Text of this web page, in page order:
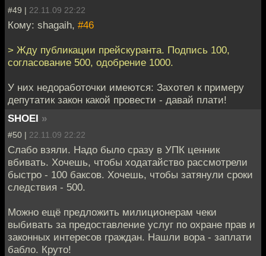
#49 | 22.11.09 22:22
Кому: shagaih, #46
> Жду публикации прейскуранта. Подпись 100,
согласование 500, одобрение 1000.
У них недоработочки имеются: Захотел к примеру
депутатик закон какой провести - давай плати!
SHOEI »
#50 | 22.11.09 22:22
Слабо взяли. Надо было сразу в УПК ценник
вбивать. Хочешь, чтобы ходатайство рассмотрели
быстро - 100 баксов. Хочешь, чтобы затянули сроки
следствия - 500.
Можно ещё предложить милиционерам чеки
выбивать за предоставление услуг по охране прав и
законных интересов граждан. Нашли вора - заплати
бабло. Круто!